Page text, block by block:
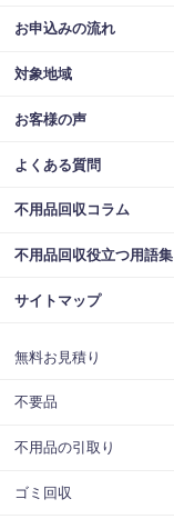
お申込みの流れ
対象地域
お客様の声
よくある質問
不用品回収コラム
不用品回収役立つ用語集
サイトマップ
無料お見積り
不要品
不用品の引取り
ゴミ回収